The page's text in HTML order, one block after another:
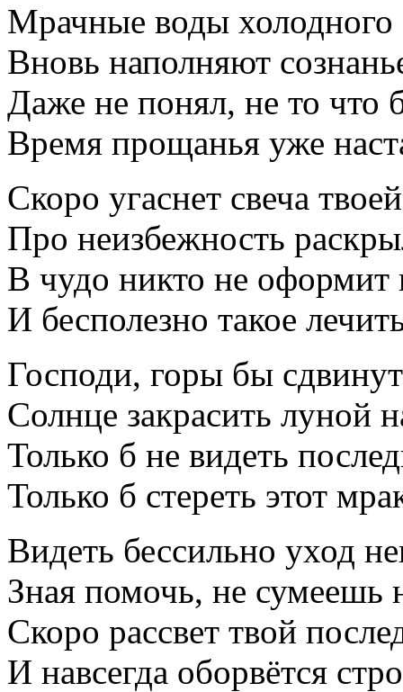
Мрачные воды холодного
Вновь наполняют
Даже не понял, не то
Время прощанья уже
Скоро угаснет свеча
Про неизбежность
В чудо никто не оформит
И бесполезно такое
Господи, горы бы
Солнце закрасить луной
Только б не видеть
Только б стереть этот
Видеть бессильно уход
Зная помочь, не сумеешь
Скоро рассвет твой
И навсегда оборвётся